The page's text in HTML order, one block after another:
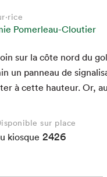
Pomerleau-Cloutier
sur la côte nord du
un pan­neau de
à cette hau­teur. Or,
sur place
kiosque 2426